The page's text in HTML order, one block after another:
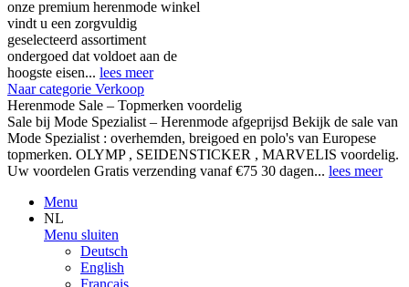
onze premium herenmode winkel
vindt u een zorgvuldig
geselecteerd assortiment
ondergoed dat voldoet aan de
hoogste eisen... lees meer
Naar categorie Verkoop
Herenmode Sale – Topmerken voordelig
Sale bij Mode Spezialist – Herenmode afgeprijsd Bekijk de sale van
Mode Spezialist : overhemden, breigoed en polo's van Europese
topmerken. OLYMP , SEIDENSTICKER , MARVELIS voordelig.
Uw voordelen Gratis verzending vanaf €75 30 dagen... lees meer
Menu
NL
Menu sluiten
Deutsch
English
Français